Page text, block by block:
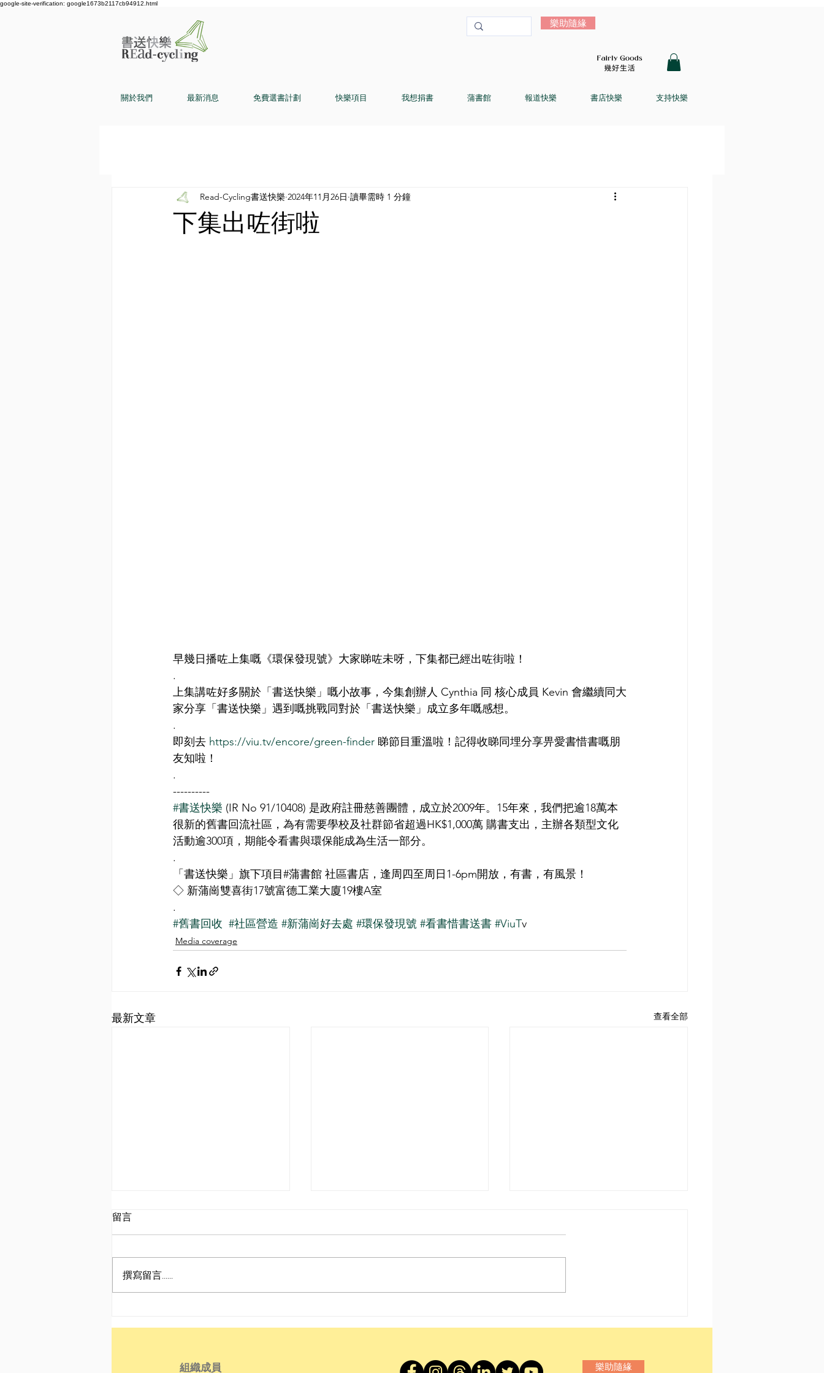
google-site-verification: google1673b2117cb94912.html
樂助隨緣
關於我們 最新消息 免費選書計劃 快樂項目 我想捐書 蒲書館 報道快樂 書店快樂 支持快樂
下集出咗街啦
Read-Cycling書送快樂 2024年11月26日 讀畢需時 1 分鐘
早幾日播咗上集嘅《環保發現號》大家睇咗未呀，下集都已經出咗街啦！
.
上集講咗好多關於「書送快樂」嘅小故事，今集創辦人 Cynthia 同 核心成員 Kevin 會繼續同大
家分享「書送快樂」遇到嘅挑戰同對於「書送快樂」成立多年嘅感想。
.
即刻去 https://viu.tv/encore/green-finder 睇節目重溫啦！記得收睇同埋分享畀愛書惜書嘅朋
友知啦！
.
----------
#書送快樂 (IR No 91/10408) 是政府註冊慈善團體，成立於2009年。15年來，我們把逾18萬本
很新的舊書回流社區，為有需要學校及社群節省超過HK$1,000萬 購書支出，主辦各類型文化
活動逾300項，期能令看書與環保能成為生活一部分。
.
「書送快樂」旗下項目#蒲書館 社區書店，逢周四至周日1-6pm開放，有書，有風景！
◇ 新蒲崗雙喜街17號富德工業大廈19樓A室
.
#舊書回收 #社區營造 #新蒲崗好去處 #環保發現號 #看書惜書送書 #ViuTv
Media coverage
最新文章 查看全部
〡SCANNOW Interview
留言
撰寫留言......
組織成員 樂助隨緣